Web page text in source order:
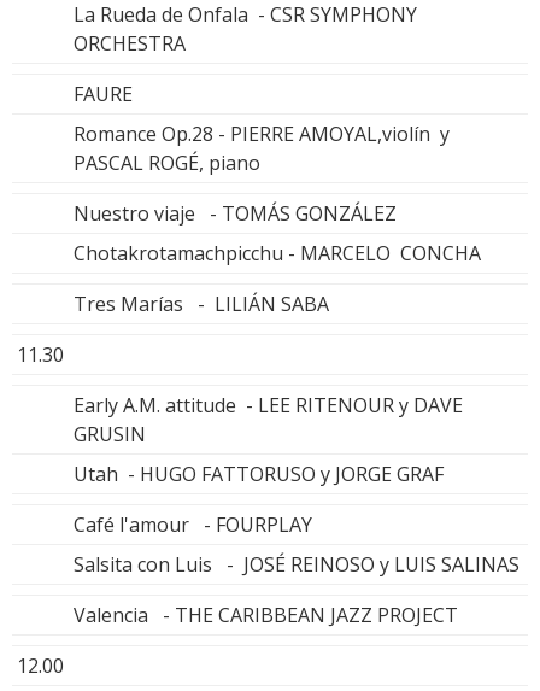
La Rueda de Onfala - CSR SYMPHONY
ORCHESTRA
FAURE
Romance Op.28 - PIERRE AMOYAL,violín y
PASCAL ROGÉ, piano
Nuestro viaje - TOMÁS GONZÁLEZ
Chotakrotamachpicchu - MARCELO CONCHA
Tres Marías - LILIÁN SABA
11.30
Early A.M. attitude - LEE RITENOUR y DAVE
GRUSIN
Utah - HUGO FATTORUSO y JORGE GRAF
Café l'amour - FOURPLAY
Salsita con Luis - JOSÉ REINOSO y LUIS SALINAS
Valencia - THE CARIBBEAN JAZZ PROJECT
12.00